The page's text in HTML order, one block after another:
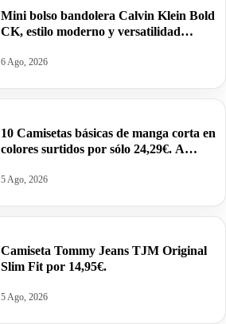
Mini bolso bandolera Calvin Klein Bold
CK, estilo moderno y versatilidad
6 Ago, 2026
10 Camisetas básicas de manga corta en
colores surtidos por sólo 24,29€. A
5 Ago, 2026
Camiseta Tommy Jeans TJM Original
Slim Fit por 14,95€.
5 Ago, 2026